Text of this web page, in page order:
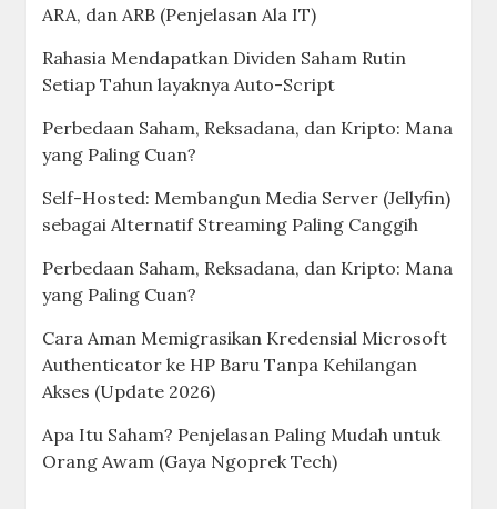
ARA, dan ARB (Penjelasan Ala IT)
Rahasia Mendapatkan Dividen Saham Rutin
Setiap Tahun layaknya Auto-Script
Perbedaan Saham, Reksadana, dan Kripto: Mana
yang Paling Cuan?
Self-Hosted: Membangun Media Server (Jellyfin)
sebagai Alternatif Streaming Paling Canggih
Perbedaan Saham, Reksadana, dan Kripto: Mana
yang Paling Cuan?
Cara Aman Memigrasikan Kredensial Microsoft
Authenticator ke HP Baru Tanpa Kehilangan
Akses (Update 2026)
Apa Itu Saham? Penjelasan Paling Mudah untuk
Orang Awam (Gaya Ngoprek Tech)